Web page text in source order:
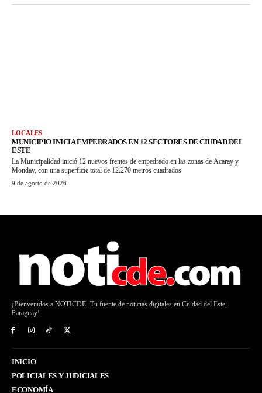
LOCALES
MUNICIPIO INICIA EMPEDRADOS EN 12 SECTORES DE CIUDAD DEL
ESTE
La Municipalidad inició 12 nuevos frentes de empedrado en las zonas de Acaray y
Monday, con una superficie total de 12.270 metros cuadrados.
9 de agosto de 2026
¡Bienvenidos a NOTICDE- Tu fuente de noticias digitales en Ciudad del Este,
Paraguay!.
INICIO
POLICIALES Y JUDICIALES
ECONOMÍA